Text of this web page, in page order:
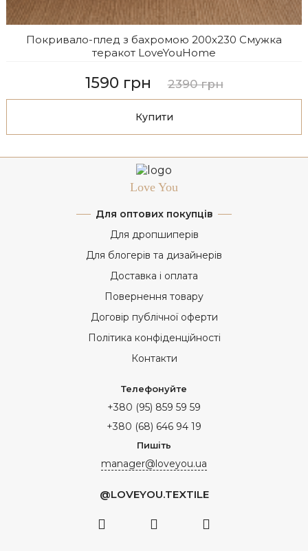
Покривало-плед з бахромою 200х230 Смужка
теракот LoveYouHome
1590 грн 2390 грн
Купити
Love You
Для оптових покупців
Для дропшиперів
Для блогерів та дизайнерів
Доставка і оплата
Повернення товару
Договір публічної оферти
Політика конфіденційності
Контакти
Телефонуйте
+380 (95) 859 59 59
+380 (68) 646 94 19
Пишіть
manager@loveyou.ua
@LOVEYOU.TEXTILE